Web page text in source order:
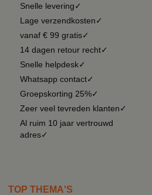
Snelle levering✓
Lage verzendkosten✓
vanaf € 99 gratis✓
14 dagen retour recht✓
Snelle helpdesk✓
Whatsapp contact✓
Groepskorting 25%✓
Zeer veel tevreden klanten✓
Al ruim 10 jaar vertrouwd
adres✓
TOP THEMA'S